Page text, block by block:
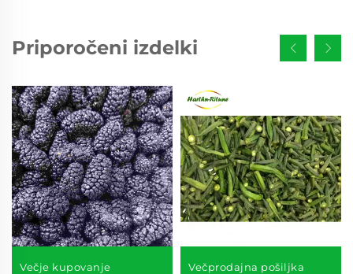
Priporočeni izdelki
Večje kupovanje
Večprodajna pošiljka